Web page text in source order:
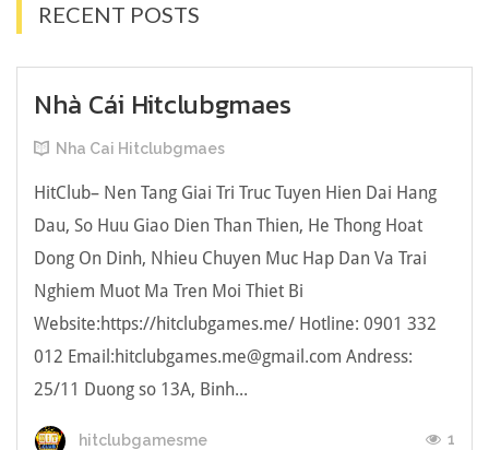
RECENT POSTS
Nhà Cái Hitclubgmaes
Nha Cai Hitclubgmaes
HitClub– Nen Tang Giai Tri Truc Tuyen Hien Dai Hang
Dau, So Huu Giao Dien Than Thien, He Thong Hoat
Dong On Dinh, Nhieu Chuyen Muc Hap Dan Va Trai
Nghiem Muot Ma Tren Moi Thiet Bi
Website:https://hitclubgames.me/ Hotline: 0901 332
012 Email:hitclubgames.me@gmail.com Andress:
25/11 Duong so 13A, Binh...
hitclubgamesme 1